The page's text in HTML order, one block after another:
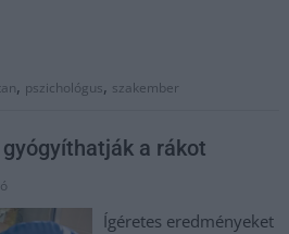
, pszichológus, szakember
a rákot
Ígéretes eredményeket